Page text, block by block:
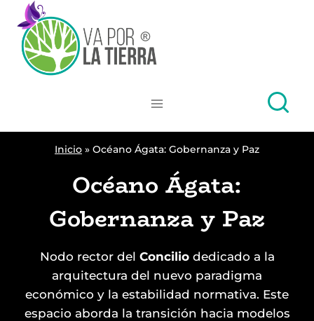
Skip
content
Inicio » Océano Ágata: Gobernanza y Paz
Océano Ágata:
Gobernanza y Paz
Nodo rector del Conciliodedicado a la
arquitectura del nuevo paradigma
económico y la estabilidad normativa. Este
espacio aborda la transición hacia modelos